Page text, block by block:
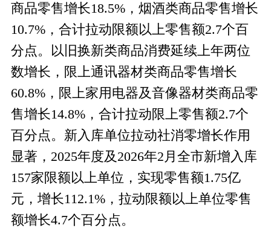
商品零售增长18.5%，烟酒类商品零售增长
10.7%，合计拉动限额以上零售额2.7个百
分点。以旧换新类商品消费延续上年两位
数增长 ， 限上通讯器材类商品零售增长
60.8%， 限上家用电器及音像器材类商品零
售增长14.8%，合计拉动限上零售额2.7个
百分点。新入库单位拉动社消零增长作用
显著 ， 2025年度及2026年2月全市新增入库
157家限额以上单位 ， 实现零售额1.75亿
元，增长112.1%，拉动限额以上单位零售
额增长4.7个百分点。